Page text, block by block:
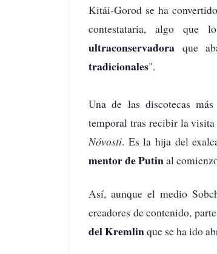
Kitái-Gorod se ha
contestataria, algo
ultraconservadora que
tradicionales".
Una de las discotecas más
temporal tras recibir la
Nóvosti. Es la hija del
mentor de Putinal
Así, aunque el medio
creadores de contenido,
del Kremlinque se ha ido